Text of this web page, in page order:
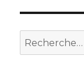
Recherche
pour :